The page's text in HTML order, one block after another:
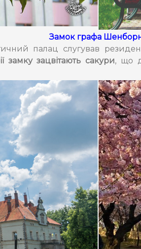
Замок графа
палац слугував
замку зацвітають сакури, що